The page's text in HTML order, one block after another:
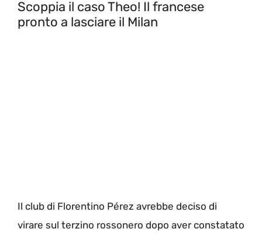
Scoppia il caso Theo! Il francese
pronto a lasciare il Milan
Il club di Florentino Pérez avrebbe deciso di
virare sul terzino rossonero dopo aver constatato